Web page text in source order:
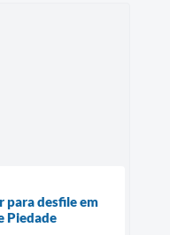
para desfile em
Piedade